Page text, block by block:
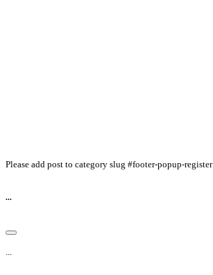
Please add post to category slug #footer-popup-register
...